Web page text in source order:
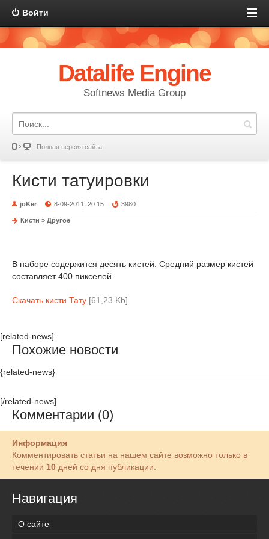
Войти
Datalife Engine
Softnews Media Group
Полная версия сайта
Кисти татуировки
joKer 8-09-2011, 20:15 3980
Кисти » Другое
В наборе содержится десять кистей. Средний размер кистей
составляет 400 пикселей.
Скачать кисти Тату [61,23 Kb]
[related-news]
Похожие новости
{related-news}
[/related-news]
Комментарии (0)
Информация
Комментировать статьи на нашем сайте возможно только в
течении 10 дней со дня публикации.
Навигация
О сайте